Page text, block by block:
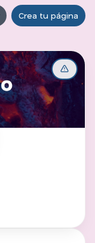
Crea tu página